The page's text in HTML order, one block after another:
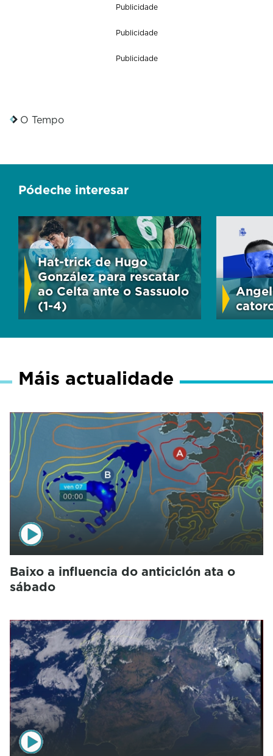
Publicidade
Publicidade
Publicidade
O Tempo
Pódeche interesar
Hat-trick de Hugo
González para rescatar
ao Celta ante o Sassuolo
(1-4)
Máis actualidade
Baixo a influencia do anticiclón ata o
sábado